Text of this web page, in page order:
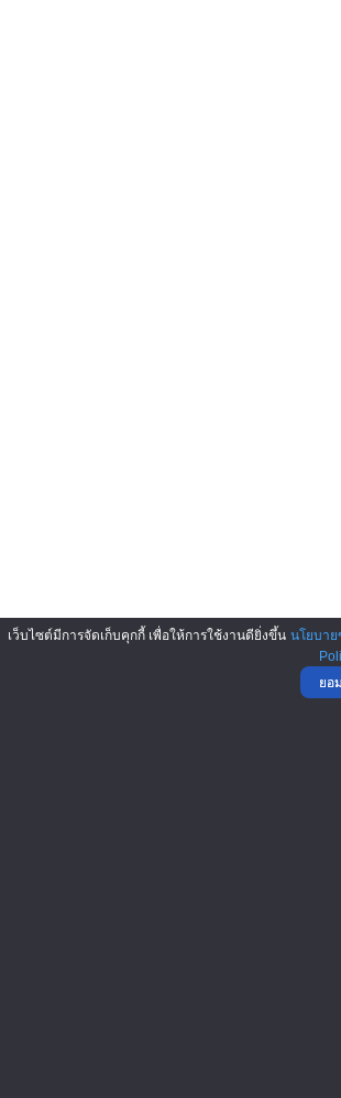
เว็บไซต์มีการจัดเก็บคุกกี้ เพื่อให้การใช้งานดียิ่งขึ้น นโยบาย
ยอ